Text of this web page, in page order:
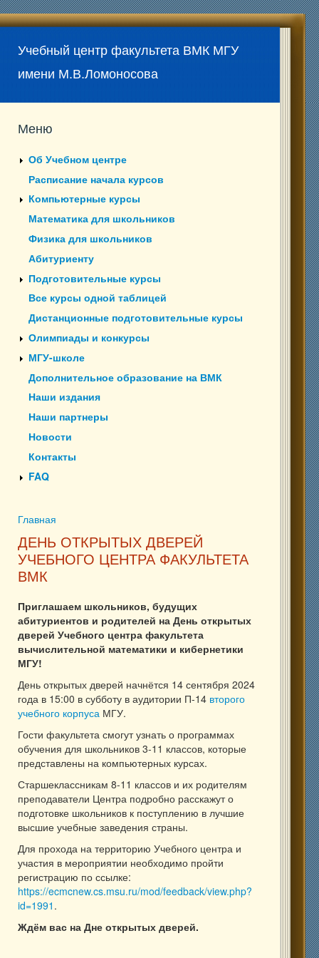
Учебный центр факультета ВМК МГУ
имени М.В.Ломоносова
Меню
Об Учебном центре
Расписание начала курсов
Компьютерные курсы
Математика для школьников
Физика для школьников
Абитуриенту
Подготовительные курсы
Все курсы одной таблицей
Дистанционные подготовительные курсы
Олимпиады и конкурсы
МГУ-школе
Дополнительное образование на ВМК
Наши издания
Наши партнеры
Новости
Контакты
FAQ
Вы здесь
Главная
ДЕНЬ ОТКРЫТЫХ ДВЕРЕЙ
УЧЕБНОГО ЦЕНТРА ФАКУЛЬТЕТА
ВМК
Приглашаем школьников, будущих
абитуриентов и родителей на День открытых
дверей Учебного центра факультета
вычислительной математики и кибернетики
МГУ!
День открытых дверей начнётся 14 сентября 2024
года в 15:00 в субботу в аудитории П-14 второго
учебного корпуса МГУ.
Гости факультета смогут узнать о программах
обучения для школьников 3-11 классов, которые
представлены на компьютерных курсах.
Старшеклассникам 8-11 классов и их родителям
преподаватели Центра подробно расскажут о
подготовке школьников к поступлению в лучшие
высшие учебные заведения страны.
Для прохода на территорию Учебного центра и
участия в мероприятии необходимо пройти
регистрацию по ссылке:
https://ecmcnew.cs.msu.ru/mod/feedback/view.php?
id=1991 .
Ждём вас на Дне открытых дверей.